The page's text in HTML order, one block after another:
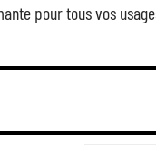
pour tous vos